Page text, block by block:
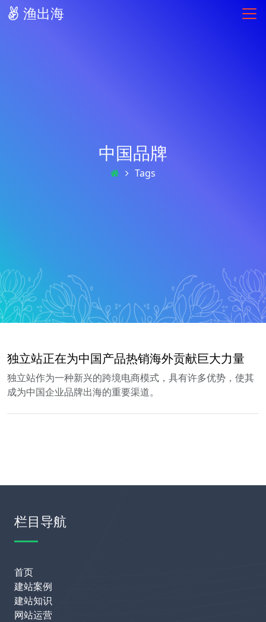
渔出海
中国品牌
Tags
独立站正在为中国产品热销海外贡献巨大力量
独立站作为一种新兴的跨境电商模式，具有许多优势，使其
成为中国企业品牌出海的重要渠道。
栏目导航
首页
建站案例
建站知识
网站运营